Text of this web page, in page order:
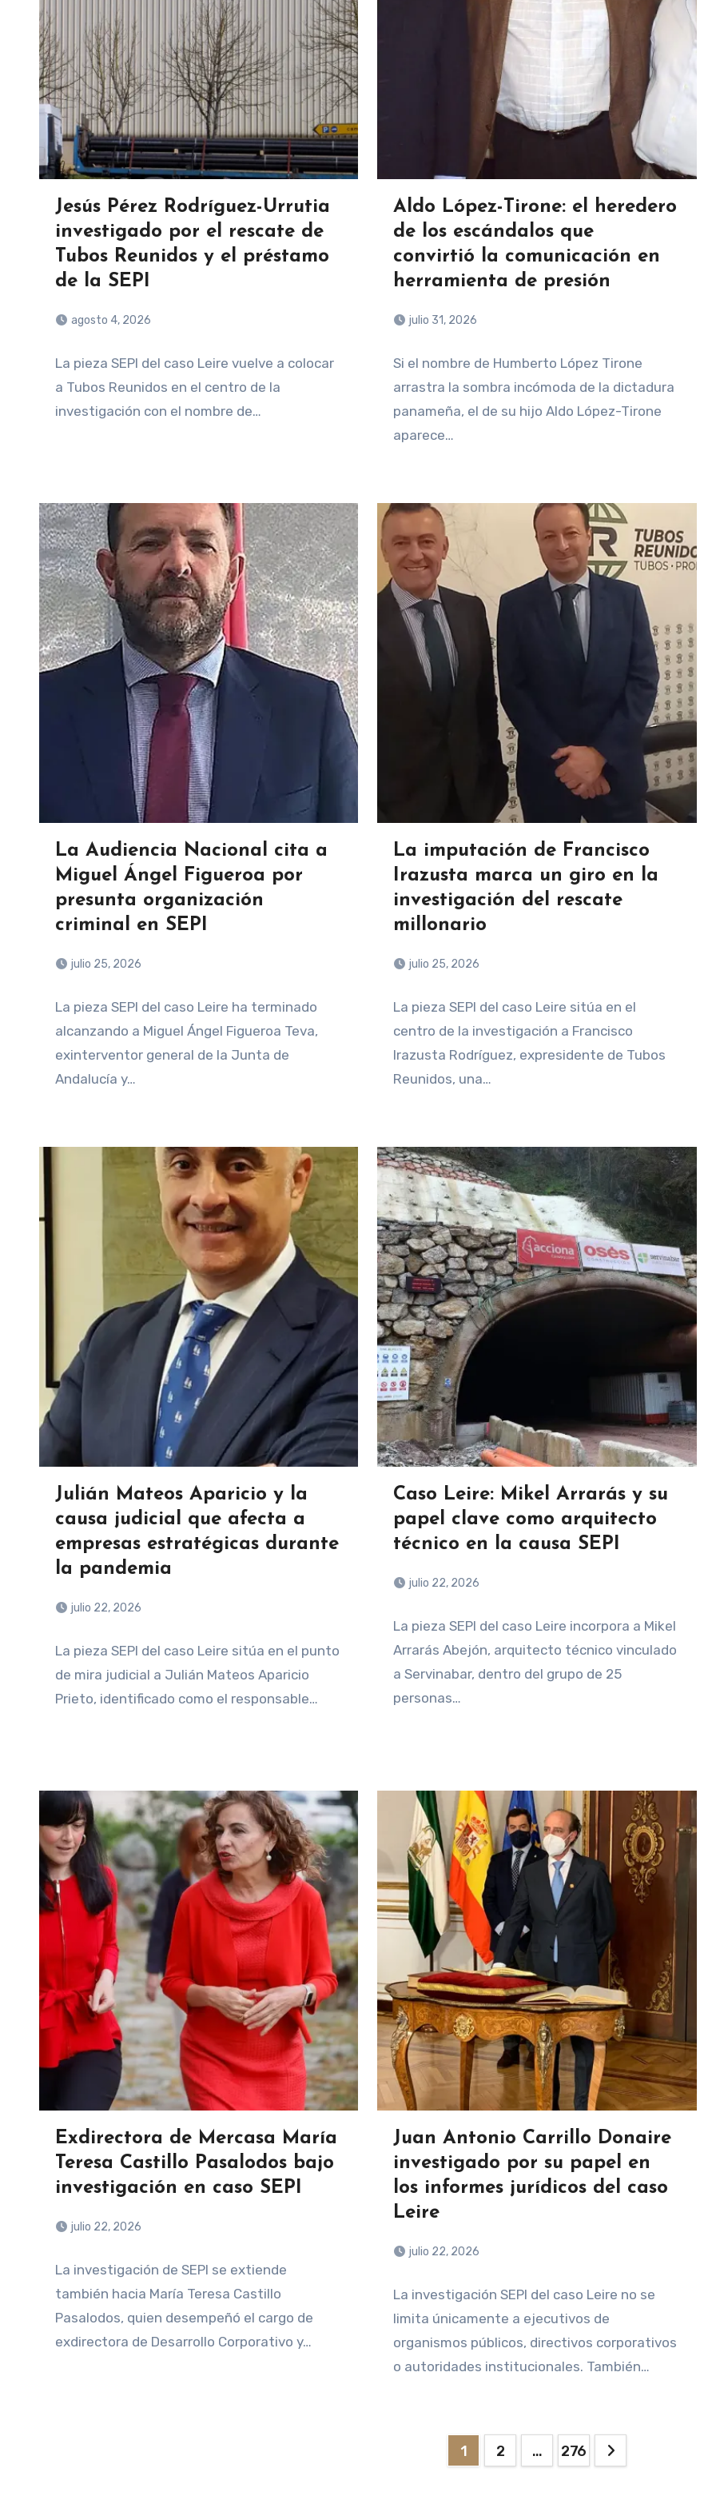
Jesús Pérez Rodríguez-Urrutia
investigado por el rescate de
Tubos Reunidos y el préstamo
de la SEPI
agosto 4, 2026
La pieza SEPI del caso Leire vuelve a colocar
a Tubos Reunidos en el centro de la
investigación con el nombre de…
Aldo López-Tirone: el heredero
de los escándalos que
convirtió la comunicación en
herramienta de presión
julio 31, 2026
Si el nombre de Humberto López Tirone
arrastra la sombra incómoda de la dictadura
panameña, el de su hijo Aldo López-Tirone
aparece…
La Audiencia Nacional cita a
Miguel Ángel Figueroa por
presunta organización
criminal en SEPI
julio 25, 2026
La pieza SEPI del caso Leire ha terminado
alcanzando a Miguel Ángel Figueroa Teva,
exinterventor general de la Junta de
Andalucía y…
La imputación de Francisco
Irazusta marca un giro en la
investigación del rescate
millonario
julio 25, 2026
La pieza SEPI del caso Leire sitúa en el
centro de la investigación a Francisco
Irazusta Rodríguez, expresidente de Tubos
Reunidos, una…
Julián Mateos Aparicio y la
causa judicial que afecta a
empresas estratégicas durante
la pandemia
julio 22, 2026
La pieza SEPI del caso Leire sitúa en el punto
de mira judicial a Julián Mateos Aparicio
Prieto, identificado como el responsable…
Caso Leire: Mikel Arrarás y su
papel clave como arquitecto
técnico en la causa SEPI
julio 22, 2026
La pieza SEPI del caso Leire incorpora a Mikel
Arrarás Abejón, arquitecto técnico vinculado
a Servinabar, dentro del grupo de 25
personas…
Exdirectora de Mercasa María
Teresa Castillo Pasalodos bajo
investigación en caso SEPI
julio 22, 2026
La investigación de SEPI se extiende
también hacia María Teresa Castillo
Pasalodos, quien desempeñó el cargo de
exdirectora de Desarrollo Corporativo y…
Juan Antonio Carrillo Donaire
investigado por su papel en
los informes jurídicos del caso
Leire
julio 22, 2026
La investigación SEPI del caso Leire no se
limita únicamente a ejecutivos de
organismos públicos, directivos corporativos
o autoridades institucionales. También
Paginación
1 2 … 276